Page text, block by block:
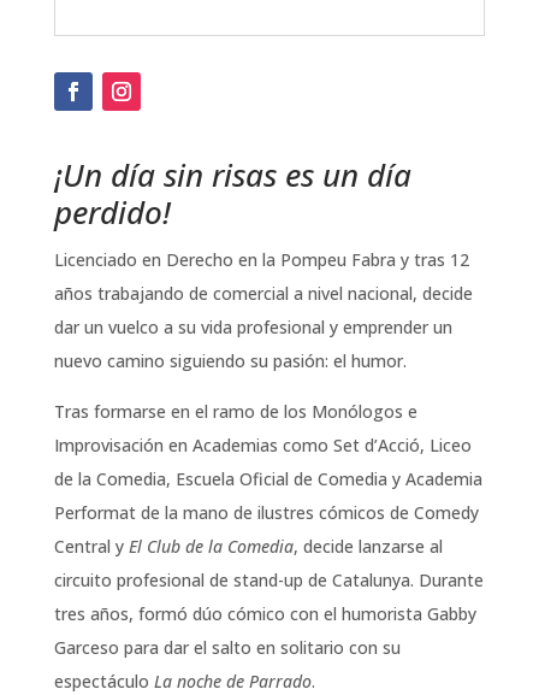
¡Un día sin risas es un día
perdido!
Licenciado en Derecho en la Pompeu Fabra y tras 12
años trabajando de comercial a nivel nacional, decide
dar un vuelco a su vida profesional y emprender un
nuevo camino siguiendo su pasión: el humor.
Tras formarse en el ramo de los Monólogos e
Improvisación en Academias como Set d’Acció, Liceo
de la Comedia, Escuela Oficial de Comedia y Academia
Performat de la mano de ilustres cómicos de Comedy
Central y El Club de la Comedia, decide lanzarse al
circuito profesional de stand-up de Catalunya. Durante
tres años, formó dúo cómico con el humorista Gabby
Garceso para dar el salto en solitario con su
espectáculo La noche de Parrado.